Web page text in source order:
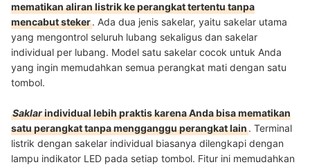
mematikan aliran listrik ke perangkat tertentu tanpa
mencabut steker. Ada dua jenis sakelar, yaitu sakelar utama
yang mengontrol seluruh lubang sekaligus dan sakelar
individual per lubang. Model satu sakelar cocok untuk Anda
yang ingin memudahkan semua perangkat mati dengan satu
tombol.
Saklarindividual lebih praktis karena Anda bisa mematikan
satu perangkat tanpa mengganggu perangkat lain. Terminal
listrik dengan sakelar individual biasanya dilengkapi dengan
lampu indikator LED pada setiap tombol. Fitur ini memudahkan